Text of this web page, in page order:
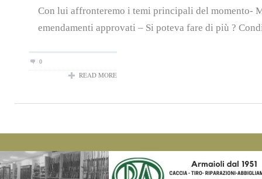
Con lui affronteremo i temi principali del momento-
emendamenti approvati – Si poteva fare di più ?
0
READ MORE